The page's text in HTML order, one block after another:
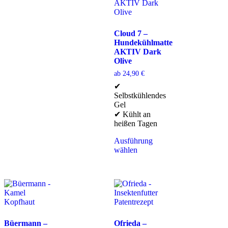
Cloud 7 –
Hundekühlmatte
AKTIV Dark
Olive
ab 24,90 €
✔
Selbstkühlendes
Gel
✔ Kühlt an
heißen Tagen
Ausführung
wählen
Büermann –
Ofrieda –